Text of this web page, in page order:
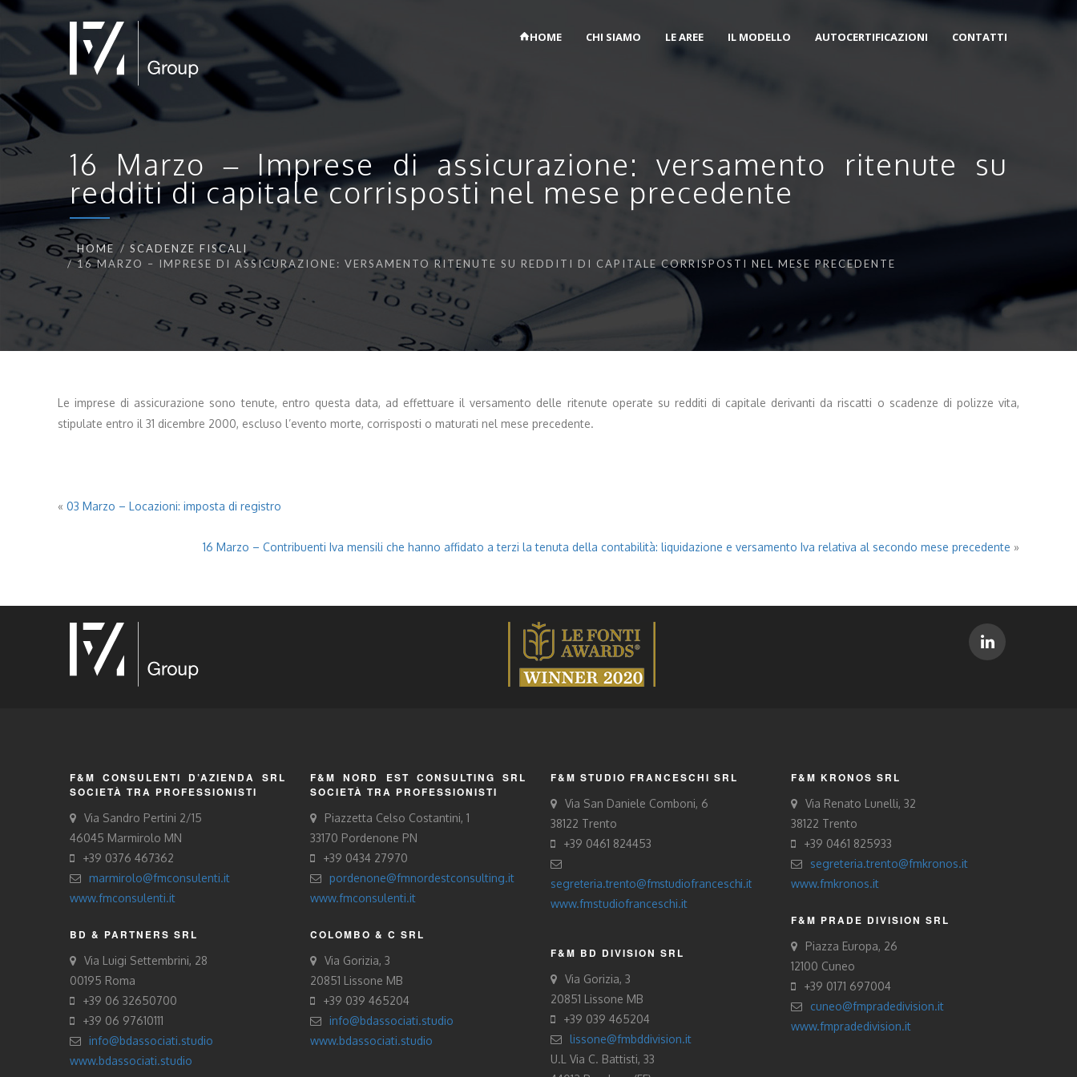
HOME CHI SIAMO LE AREE IL MODELLO AUTOCERTIFICAZIONI CONTATTI
16 Marzo – Imprese di assicurazione: versamento ritenute su
redditi di capitale corrisposti nel mese precedente
HOME
SCADENZE FISCALI
16 MARZO – IMPRESE DI ASSICURAZIONE: VERSAMENTO RITENUTE SU REDDITI DI CAPITALE CORRISPOSTI NEL MESE PRECEDENTE
Le imprese di assicurazione sono tenute, entro questa data, ad effettuare il versamento delle ritenute operate su redditi di capitale derivanti da riscatti o scadenze di polizze vita,
stipulate entro il 31 dicembre 2000, escluso l’evento morte, corrisposti o maturati nel mese precedente.
« 03 Marzo – Locazioni: imposta di registro
16 Marzo – Contribuenti Iva mensili che hanno affidato a terzi la tenuta della contabilità: liquidazione e versamento Iva relativa al secondo mese precedente »
F&M CONSULENTI D’AZIENDA SRL
SOCIETÀ TRA PROFESSIONISTI
Via Sandro Pertini 2/15
46045 Marmirolo MN
+39 0376 467362
marmirolo@fmconsulenti.it
www.fmconsulenti.it
BD & PARTNERS SRL
Via Luigi Settembrini, 28
00195 Roma
+39 06 32650700
+39 06 97610111
info@bdassociati.studio
www.bdassociati.studio
F&M NORD EST CONSULTING SRL
SOCIETÀ TRA PROFESSIONISTI
Piazzetta Celso Costantini, 1
33170 Pordenone PN
+39 0434 27970
pordenone@fmnordestconsulting.it
www.fmconsulenti.it
COLOMBO & C SRL
Via Gorizia, 3
20851 Lissone MB
+39 039 465204
info@bdassociati.studio
www.bdassociati.studio
F&M STUDIO FRANCESCHI SRL
Via San Daniele Comboni, 6
38122 Trento
+39 0461 824453
segreteria.trento@fmstudiofranceschi.it
www.fmstudiofranceschi.it
F&M BD DIVISION SRL
Via Gorizia, 3
20851 Lissone MB
+39 039 465204
lissone@fmbddivision.it
U.L Via C. Battisti, 33
F&M KRONOS SRL
Via Renato Lunelli, 32
38122 Trento
+39 0461 825933
segreteria.trento@fmkronos.it
www.fmkronos.it
F&M PRADE DIVISION SRL
Piazza Europa, 26
12100 Cuneo
+39 0171 697004
cuneo@fmpradedivision.it
www.fmpradedivision.it